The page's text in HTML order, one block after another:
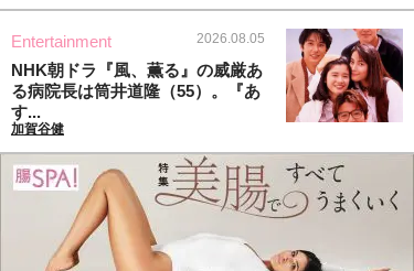
Entertainment 2026.08.05
NHK朝ドラ『風、薫る』の威厳あ
る病院長は筒井道隆（55）。『あ
す...
加賀谷健